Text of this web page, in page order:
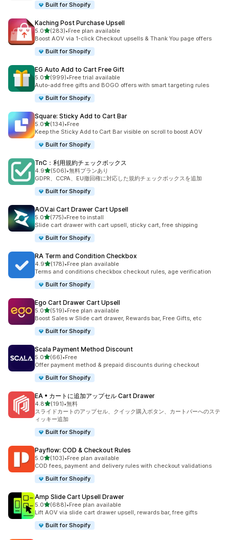
Built for Shopify
Kaching Post Purchase Upsell
5.05つ星中
(283)
合計レビュー数：283件
•Free plan available
Boost AOV via 1-click Checkout upsells & Thank You page offers
Built for Shopify
EG Auto Add to Cart Free Gift
5.05つ星中
(999)
合計レビュー数：999件
•Free trial available
Auto-add free gifts and BOGO offers with smart targeting rules
Built for Shopify
Square: Sticky Add to Cart Bar
5.05つ星中
(134)
合計レビュー数：134件
•Free
Keep the Sticky Add to Cart Bar visible on scroll to boost AOV
Built for Shopify
TnC：利用規約チェックボックス
4.95つ星中
(506)
合計レビュー数：506件
•無料プランあり
GDPR、CCPA、EU撤回権に対応した規約チェックボックスを追加
Built for Shopify
AOV.ai Cart Drawer Cart Upsell
5.05つ星中
(775)
合計レビュー数：775件
•Free to install
Slide cart drawer with cart upsell, sticky cart, free shipping
Built for Shopify
RA Term and Condition Checkbox
4.95つ星中
(178)
合計レビュー数：178件
•Free plan available
Terms and conditions checkbox checkout rules, age verification
Built for Shopify
Ego Cart Drawer Cart Upsell
5.05つ星中
(519)
合計レビュー数：519件
•Free plan available
Boost Sales w Slide cart drawer, Rewards bar, Free Gifts, etc
Built for Shopify
Scala Payment Method Discount
5.05つ星中
(66)
合計レビュー数：66件
•Free
Offer payment method & prepaid discounts during checkout
Built for Shopify
EA • カートに追加アップセル Cart Drawer
4.85つ星中
(191)
合計レビュー数：191件
•無料
スライドカートのアップセル、クイック購入ボタン、カートバーへのステ
ィッキー追加
Built for Shopify
Payflow: COD & Checkout Rules
5.05つ星中
(103)
合計レビュー数：103件
•Free plan available
COD fees, payment and delivery rules with checkout validations
Built for Shopify
Amp Slide Cart Upsell Drawer
5.05つ星中
(688)
合計レビュー数：688件
•Free plan available
Lift AOV via slide cart drawer upsell, rewards bar, free gifts
Built for Shopify